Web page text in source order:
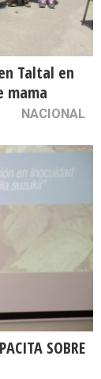
Taltal en
mama
NACIONAL
SOBRE